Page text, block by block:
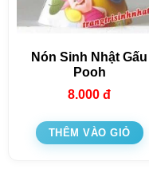
Nón Sinh Nhật Gấu
Pooh
8.000 đ
THÊM VÀO GIỎ